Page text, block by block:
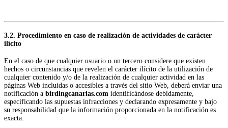
3.2. Procedimiento en caso de realización de actividades de carácter
ilícito
En el caso de que cualquier usuario o un tercero considere que existen
hechos o circunstancias que revelen el carácter ilícito de la utilización de
cualquier contenido y/o de la realización de cualquier actividad en las
páginas Web incluidas o accesibles a través del sitio Web, deberá enviar una
notificación a birdingcanarias.com identificándose debidamente,
especificando las supuestas infracciones y declarando expresamente y bajo
su responsabilidad que la información proporcionada en la notificación es
exacta.